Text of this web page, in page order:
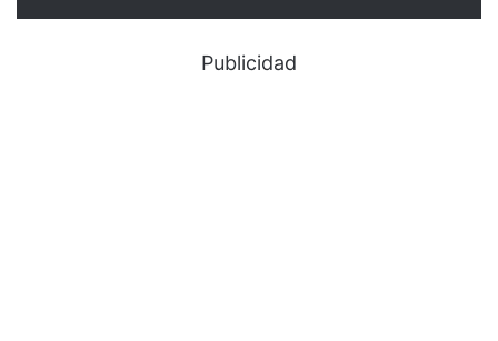
Publicidad